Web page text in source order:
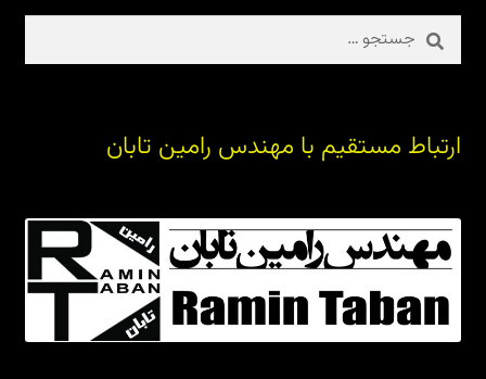
جستجو
برای:
ارتباط مستقیم با مهندس رامین تابان